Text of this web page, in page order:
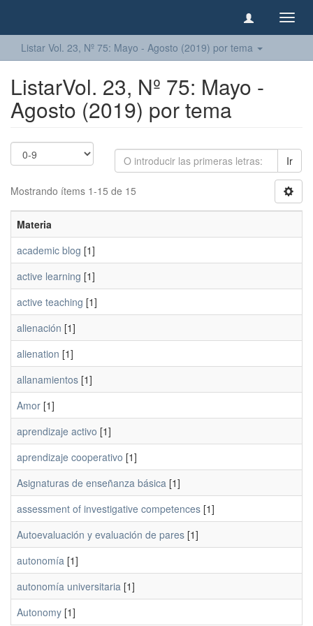
Listar Vol. 23, Nº 75: Mayo - Agosto (2019) por tema
ListarVol. 23, Nº 75: Mayo -
Agosto (2019) por tema
Ir
Mostrando ítems 1-15 de 15
Materia
academic blog [1]
active learning [1]
active teaching [1]
alienación [1]
alienation [1]
allanamientos [1]
Amor [1]
aprendizaje activo [1]
aprendizaje cooperativo [1]
Asignaturas de enseñanza básica [1]
assessment of investigative competences [1]
Autoevaluación y evaluación de pares [1]
autonomía [1]
autonomía universitaria [1]
Autonomy [1]